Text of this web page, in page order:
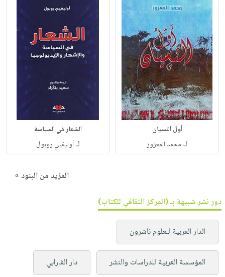
أول النسيان
لـ محمد المعزوز
الشعار في السياسة
لـأوليفيي روبول
المزيد من البنود »
دور نشر شبيهة بـ (المركز الثقافي للكتاب)
الدار العربية للعلوم ناشرون
المؤسسة العربية للدراسات والنشر دار الفارابي